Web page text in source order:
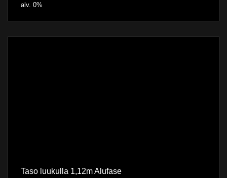
alv. 0%
Taso luukulla 1,12m Alufase